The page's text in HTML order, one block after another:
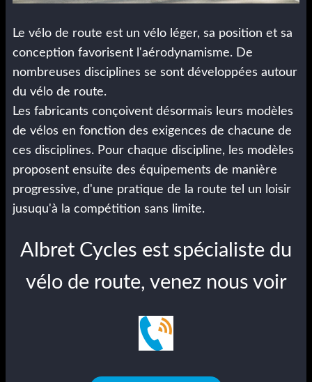
Le vélo de route est un vélo léger, sa position et sa
conception favorisent l'aérodynamisme. De
nombreuses disciplines se sont développées autour
du vélo de route.
Les fabricants conçoivent désormais leurs modèles
de vélos en fonction des exigences de chacune de
ces disciplines. Pour chaque discipline, les modèles
proposent ensuite des équipements de manière
progressive, d'une pratique de la route tel un loisir
jusuqu'à la compétition sans limite.
Albret Cycles est spécialiste du
vélo de route, venez nous voir